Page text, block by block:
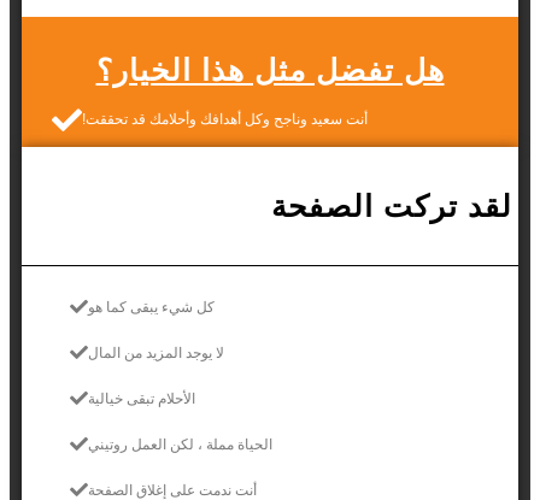
هل تفضل مثل هذا الخيار؟
أنت سعيد وناجح وكل أهدافك وأحلامك قد تحققت!
لقد تركت الصفحة
كل شيء يبقى كما هو
لا يوجد المزيد من المال
الأحلام تبقى خيالية
الحياة مملة ، لكن العمل روتيني
أنت ندمت على إغلاق الصفحة